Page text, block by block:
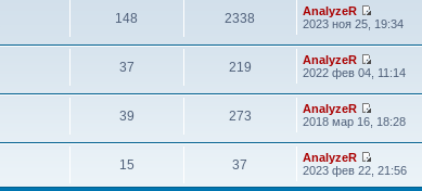
148 2338
AnalyzeR
2023 ноя 25, 19:34
37 219
AnalyzeR
2022 фев 04, 11:14
39 273
AnalyzeR
2018 мар 16, 18:28
15 37
AnalyzeR
2023 фев 22, 21:56